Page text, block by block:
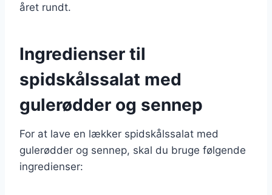
året rundt.
Ingredienser til
spidskålssalat med
gulerødder og sennep
For at lave en lækker spidskålssalat med
gulerødder og sennep, skal du bruge følgende
ingredienser: